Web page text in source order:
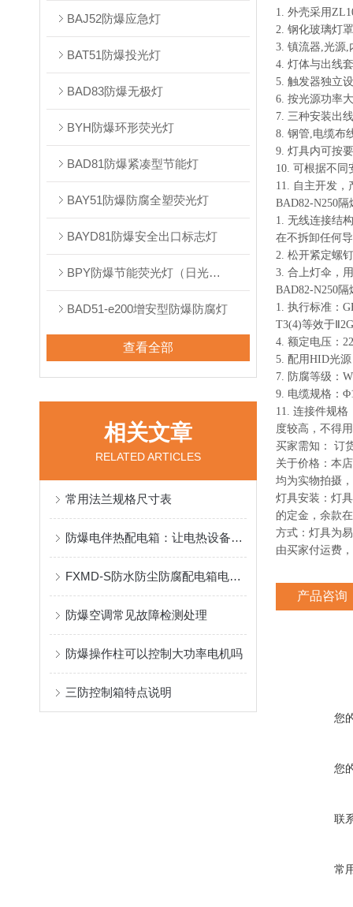
BAJ52防爆应急灯
BAT51防爆投光灯
BAD83防爆无极灯
BYH防爆环形荧光灯
BAD81防爆紧凑型节能灯
BAY51防爆防腐全塑荧光灯
BAYD81防爆安全出口标志灯
BPY防爆节能荧光灯（日光灯）
BAD51-e200增安型防爆防腐灯
查看全部
相关文章
RELATED ARTICLES
常用法兰规格尺寸表
防爆电伴热配电箱：让电热设备更安全可靠
FXMD-S防水防尘防腐配电箱电器装置的选择
防爆空调常见故障检测处理
防爆操作柱可以控制大功率电机吗
三防控制箱特点说明
1. 外壳采用
2. 钢化玻璃灯
3. 镇流器,光源,
4. 灯体与出线
5. 触发器独立
6. 按光源功率
7. 三种安装出
8. 钢管,电缆布
9. 灯具内可按
10. 可根据不
11. 自主开发，
BAD82-N250
1. 无线连接结
在不拆卸任何
2. 松开紧定螺
3. 合上灯伞，
BAD82-N250
1. 执行标准：
T3(4)等效于
4. 额定电压：
5. 配用HID光
7. 防腐等级：
9. 电缆规格：
11. 连接件规
度较高，不得
买家需知： 订
关于价格：本
均为实物拍摄
灯具安装：灯
的定金，余款
方式：灯具为
由买家付运费
产品咨询
您
您
联
常